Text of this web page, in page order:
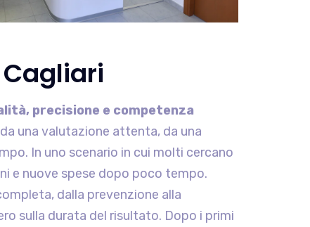
precisione e competenza
una valutazione attenta, da una
In uno scenario in cui molti cercano
e nuove spese dopo poco tempo.
dalla prevenzione alla
sulla durata del risultato. Dopo i primi